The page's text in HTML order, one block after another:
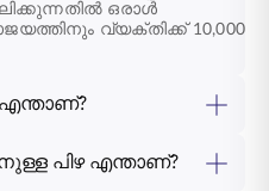
ഒരാൾ
വ്യക്തിക്ക് 10,000
എന്താണ്?
പിഴ എന്താണ്?